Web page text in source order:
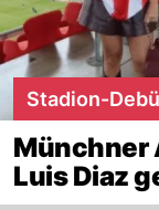
Stadion-
Münchner
Luis Diaz